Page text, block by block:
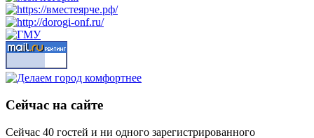
Сейчас на сайте
Сейчас 40 гостей и ни одного зарегистрированного